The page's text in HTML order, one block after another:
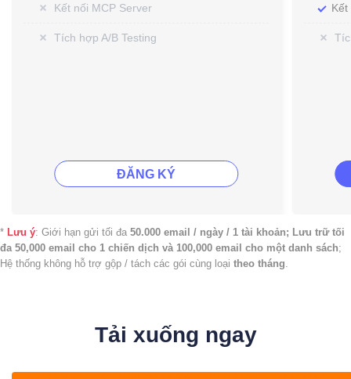
Kết nối MCP Server
Tích hợp A/B Testing
ĐĂNG KÝ
Kết
* Lưu ý: Giới hạn gửi tối đa 50.000 email / ngày / 1 tài khoản; Lưu trữ tối
đa 50,000 email cho 1 chiến dịch và 100,000 email cho một danh sách;
Hệ thống không hỗ trợ gộp / tách các gói cùng loại theo tháng
Tải xuống ngay